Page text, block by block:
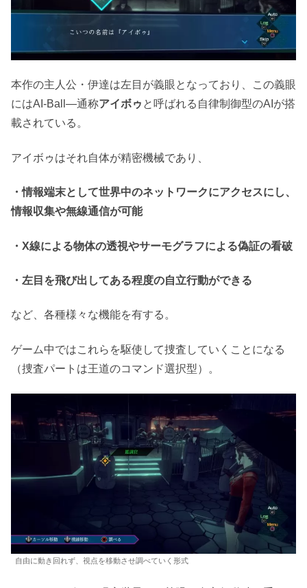
本作の主人公・伊達は左目が義眼となっており、この義眼
にはAI-Ball―通称アイボゥ と呼ばれる自律制御型のAIが搭
載されている。
アイボゥはそれ自体が精密機械であり、
・情報端末として世界中のネットワークにアクセスにし、
情報収集や無線通信が可能
・X線による物体の透視やサーモグラフによる偽証の看破
・左目を飛び出してある程度の自立行動ができる
など、各種様々な機能を有する。
ゲーム中ではこれらを駆使して捜査していくことになる
（捜査パートは王道のコマンド選択型）。
自由に動き回れず、視点を移動させ調べていく形式